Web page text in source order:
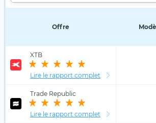
Offre
XTB
Lire le rapport complet
Trade Republic
Lire le rapport complet